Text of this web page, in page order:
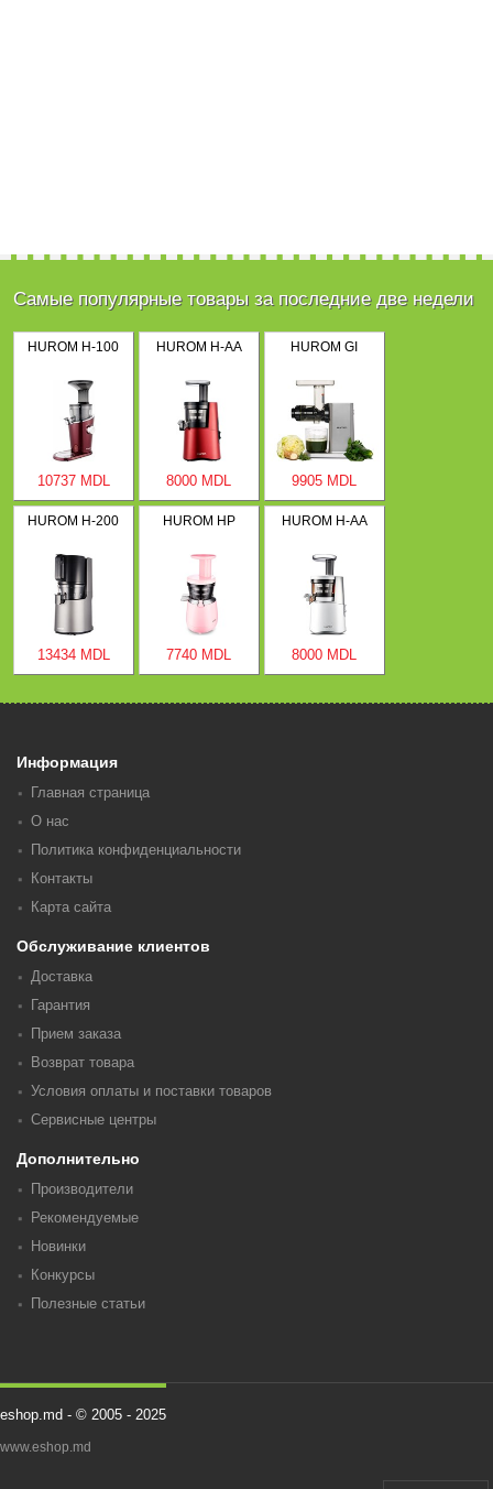
Самые популярные товары за последние две недели
HUROM H-100
10737 MDL
HUROM H-AA
8000 MDL
HUROM GI
9905 MDL
HUROM H-200
13434 MDL
HUROM HP
7740 MDL
HUROM H-AA
8000 MDL
Информация
Главная страница
О нас
Политика конфиденциальности
Контакты
Карта сайта
Обслуживание клиентов
Доставка
Гарантия
Прием заказа
Возврат товара
Условия оплаты и поставки товаров
Сервисные центры
Дополнительно
Производители
Рекомендуемые
Новинки
Конкурсы
Полезные статьи
eshop.md - © 2005 - 2025
www.eshop.md